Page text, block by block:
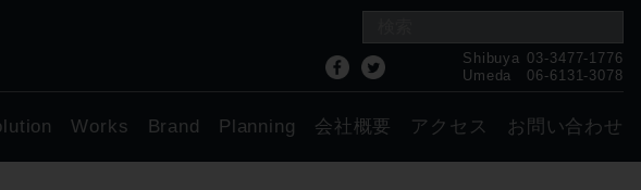
Shibuya 03-3477-1776
Umeda
06-6131-3078
Works Brand Planning 会社概要 アクセス お問い合わせ